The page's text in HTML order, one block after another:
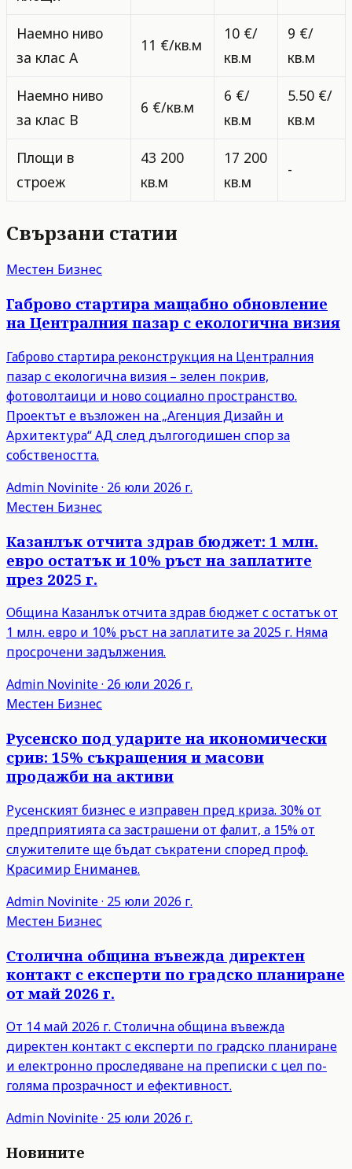
Наемно ниво
за клас A
11 €/кв.м
10 €/
кв.м
9 €/
кв.м
Наемно ниво
за клас B
6 €/кв.м
6 €/
кв.м
5.50 €/
кв.м
Площи в
строеж
43 200
кв.м
17 200
кв.м
-
Свързани статии
Местен Бизнес
Габрово стартира мащабно обновление
на Централния пазар с екологична визия
Габрово стартира реконструкция на Централния
пазар с екологична визия – зелен покрив,
фотоволтаици и ново социално пространство.
Проектът е възложен на „Агенция Дизайн и
Архитектура“ АД след дългогодишен спор за
собствеността.
Admin Novinite· 26 юли 2026 г.
Местен Бизнес
Казанлък отчита здрав бюджет: 1 млн.
евро остатък и 10% ръст на заплатите
през 2025 г.
Община Казанлък отчита здрав бюджет с остатък от
1 млн. евро и 10% ръст на заплатите за 2025 г. Няма
просрочени задължения.
Admin Novinite· 26 юли 2026 г.
Местен Бизнес
Русенско под ударите на икономически
срив: 15% съкращения и масови
продажби на активи
Русенският бизнес е изправен пред криза. 30% от
предприятията са застрашени от фалит, а 15% от
служителите ще бъдат съкратени според проф.
Красимир Ениманев.
Admin Novinite· 25 юли 2026 г.
Местен Бизнес
Столична община въвежда директен
контакт с експерти по градско планиране
от май 2026 г.
От 14 май 2026 г. Столична община въвежда
директен контакт с експерти по градско планиране
и електронно проследяване на преписки с цел по-
голяма прозрачност и ефективност.
Admin Novinite· 25 юли 2026 г.
Новините